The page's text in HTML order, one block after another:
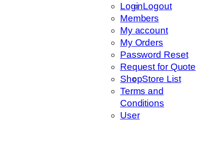
LoginLogout
Members
My account
My Orders
Password Reset
Request for Quote
ShopStore List
Terms and
Conditions
User